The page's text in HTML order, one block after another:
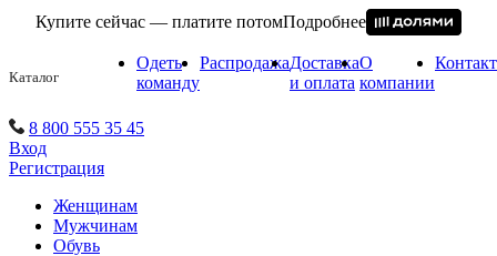
Купите сейчас — платите потомПодробнее
Каталог
Одеть
команду
РаспродажаДоставка
и оплата
О
компании
8 800 555 35 45
Вход
Регистрация
Женщинам
Мужчинам
Обувь